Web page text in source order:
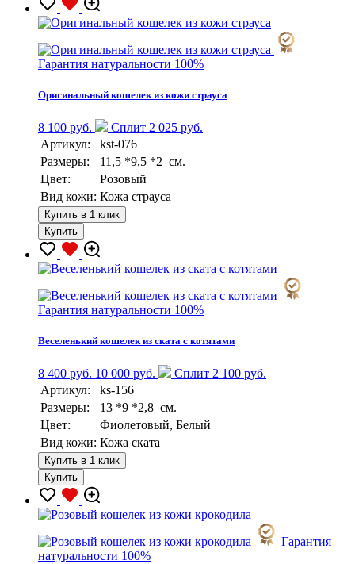
Гарантия натуральности 100%
Оригинальный кошелек из кожи страуса
8 100 руб.
Сплит 2 025 руб.
Артикул:
kst-076
Размеры:
11,5 *9,5 *2 см.
Цвет:
Розовый
Вид кожи: Кожа страуса
Купить в 1 клик
Купить
Гарантия натуральности 100%
Веселенький кошелек из ската с котятами
8 400 руб. 10 000 руб.
Сплит 2 100 руб.
Артикул:
ks-156
Размеры:
13 *9 *2,8 см.
Цвет:
Фиолетовый, Белый
Вид кожи: Кожа ската
Купить в 1 клик
Купить
Гарантия
натуральности 100%